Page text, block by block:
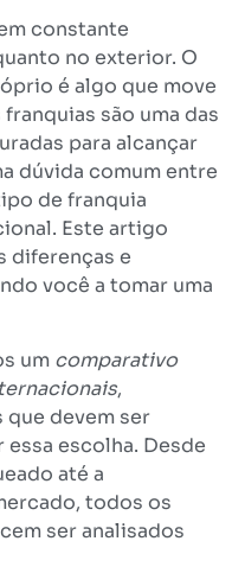
constante
no exterior. O
é algo que move
são uma das
para alcançar
dúvida comum entre
de franquia
Este artigo
diferenças e
você a tomar uma
um comparativo
,
devem ser
escolha. Desde
até a
todos os
ser analisados